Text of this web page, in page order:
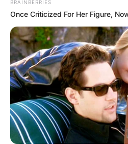
BRAINBERRIES
Once Criticized For Her Figure,